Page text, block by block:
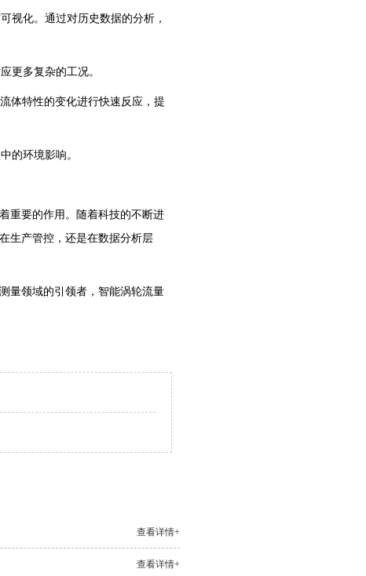
视化。通过对历史数据的分析，
更多复杂的工况。
体特性的变化进行快速反应，提
的环境影响。
重要的作用。随着科技的不断进
生产管控，还是在数据分析层
量领域的引领者，智能涡轮流量
查看详情+
查看详情+